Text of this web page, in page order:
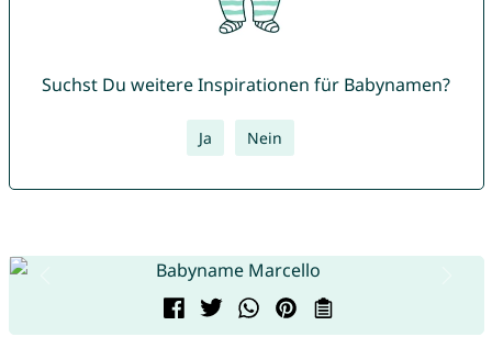
Suchst Du weitere Inspirationen für Babynamen?
Ja Nein